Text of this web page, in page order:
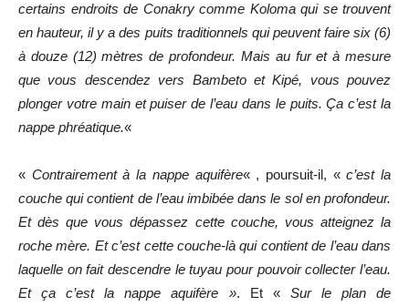
certains endroits de Conakry comme Koloma qui se trouvent
en hauteur, il y a des puits traditionnels qui peuvent faire six (6)
à douze (12) mètres de profondeur. Mais au fur et à mesure
que vous descendez vers Bambeto et Kipé, vous pouvez
plonger votre main et puiser de l’eau dans le puits. Ça c’est la
nappe phréatique.«
« Contrairement à la nappe aquifère« , poursuit-il, «c’est la
couche qui contient de l’eau imbibée dans le sol en profondeur.
Et dès que vous dépassez cette couche, vous atteignez la
roche mère. Et c’est cette couche-là qui contient de l’eau dans
laquelle on fait descendre le tuyau pour pouvoir collecter l’eau.
Et ça c’est la nappe aquifère ». Et « Sur le plan de